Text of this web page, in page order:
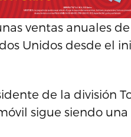
ventas anuales de
Unidos desde el
de la división
sigue siendo